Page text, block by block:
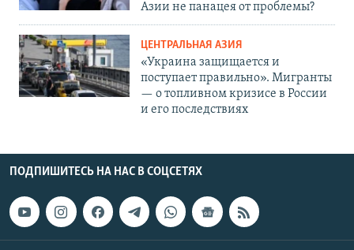
Азии не панацея от проблемы?
ЦЕНТРАЛЬНАЯ АЗИЯ
«Украина защищается и
поступает правильно». Мигранты
— о топливном кризисе в России
и его последствиях
ПОДПИШИТЕСЬ НА НАС В СОЦСЕТЯХ